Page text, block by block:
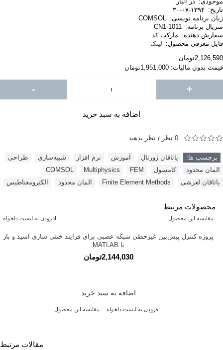
تاریخ: ۱۳۹۴-۰۷-۳۰
زبان برنامه نویسی: COMSOL
سریال برنامه: CN1-1011
سفارش دهنده: مارکت کد
فایل معرفی محصول: لینک
2,126,590تومان
قیمت بدون مالیات: 1,951,000تومان
- +
اضافه به سبد خرید
0 نظر / نظر بدهید
برچسب ها: یاتاقان ژورنال آموزش نرم افزار شبیه‌سازی طراحی
المان محدود
کامسول FEM
Multiphysics
COMSOL
یاتاقان لغزشی
Finite Element Methods المان محدود الکترومغناطیس
محصولات مرتبط
افزودن به لیست دلخواه مقایسه این محصول
پروژه کنترل پیش‌بین غیرخطی شبکه عصبی برای فرایند خنثی سازی اسید و باز
با MATLAB
2,144,030تومان
اضافه به سبد خرید
افزودن به لیست دلخواه مقایسه این محصول
مقالات مرتبط